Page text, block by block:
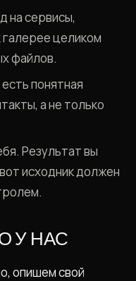
на сервисы,
целиком
файлов.
понятная
а не только
Результат вы
исходник должен
У НАС
опишем свой